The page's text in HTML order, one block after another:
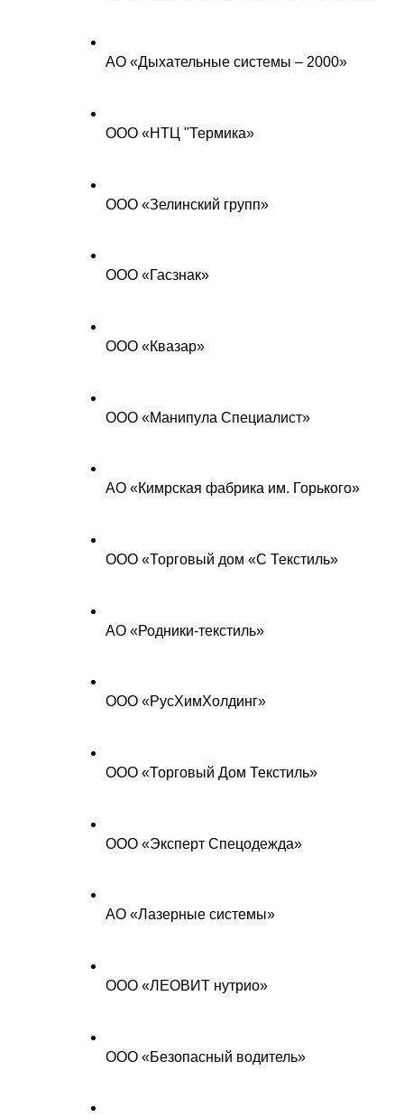
АО «Дыхательные системы – 2000»
ООО «НТЦ "Термика»
ООО «Зелинский групп»
ООО «Гасзнак»
ООО «Квазар»
ООО «Манипула Специалист»
АО «Кимрская фабрика им. Горького»
ООО «Торговый дом «С Текстиль»
АО «Родники-текстиль»
ООО «РусХимХолдинг»
ООО «Торговый Дом Текстиль»
ООО «Эксперт Спецодежда»
АО «Лазерные системы»
ООО «ЛЕОВИТ нутрио»
ООО «Безопасный водитель»